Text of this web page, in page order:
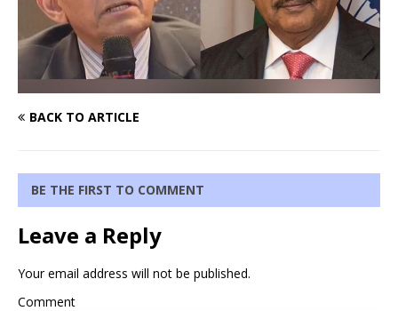
BACK TO ARTICLE
BE THE FIRST TO COMMENT
Leave a Reply
Your email address will not be published.
Comment